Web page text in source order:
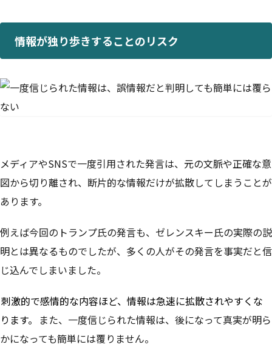
情報が独り歩きすることのリスク
メディアやSNSで一度引用された発言は、元の文脈や正確な意
図から切り離され、断片的な情報だけが拡散してしまうことが
あります。
例えば今回のトランプ氏の発言も、ゼレンスキー氏の実際の説
明とは異なるものでしたが、多くの人がその発言を事実だと信
じ込んでしまいました。
刺激的で感情的な内容ほど、情報は急速に拡散されやすくな
ります。
また、一度信じられた情報は、後になって真実が明ら
かになっても簡単には覆りません。